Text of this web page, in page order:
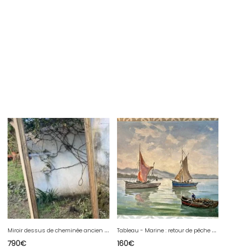
M
iroir dessus de cheminée ancien - 1er Empire
790€
T
ableau - Marine : retour de pêche - signature à identifier
160€